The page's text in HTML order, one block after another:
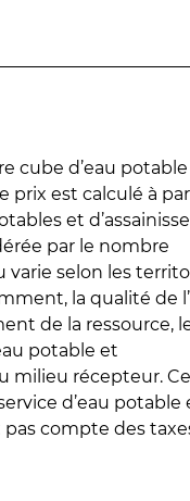
cube d’eau potable
prix est calculé à
et
par le nombre
varie selon les
la qualité de
de la ressource,
potable et
milieu récepteur.
d’eau potable
compte des